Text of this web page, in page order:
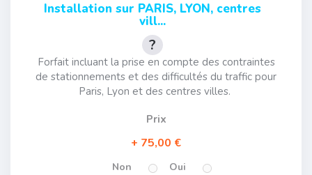
Installation sur PARIS, LYON, centres
vill...
Forfait incluant la prise en compte des contraintes
de stationnements et des difficultés du traffic pour
Paris, Lyon et des centres villes.
Prix
75,00 €
Non Oui